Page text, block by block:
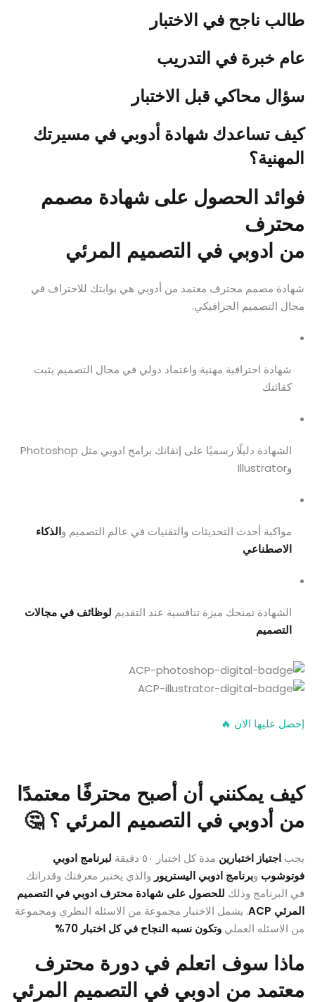
طالب ناجح في الاختبار
عام خبرة في التدريب
سؤال محاكي قبل الاختبار
كيف تساعدك شهادة أدوبي في مسيرتك
المهنية؟
فوائد الحصول على شهادة مصمم
محترف
من ادوبي في التصميم المرئي
شهادة مصمم محترف معتمد من أدوبي هي بوابتك للاحتراف في
مجال التصميم الجرافيكي.
شهادة احترافية مهنية واعتماد دولي في مجال التصميم يثبت
كفائتك
الشهادة دليلًا رسميًا على إتقانك برامج ادوبي مثل Photoshop
وIllustrator
مواكبة أحدث التحديثات والتقنيات في عالم التصميم والذكاء
الاصطناعي
الشهادة تمنحك ميزة تنافسية عند التقديم لوظائف في مجالات
التصميم
إحصل عليها الان 🔥
كيف يمكنني أن أصبح محترفًا معتمدًا
من أدوبي في التصميم المرئي ؟ 🤔
يجب اجتياز اختبارين مدة كل اختبار ٥٠ دقيقة
لبرنامج ادوبي
فوتوشوب وبرنامج ادوبي اليستريور والذي يختبر معرفتك وقدراتك
في البرنامج وذلك للحصول على شهادة محترف ادوبي في التصميم
المرئي ACP
. يشمل الاختبار مجموعة من الاسئله النظري ومجموعة
من الاسئله العملي وتكون نسبه النجاح في كل اختبار 70%
ماذا سوف اتعلم في دورة محترف
معتمد من ادوبي في التصميم المرئي